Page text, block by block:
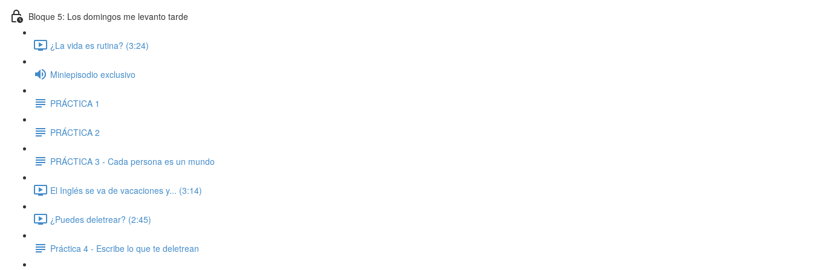
Bloque 5: Los domingos me levanto tarde
¿La vida es rutina? (3:24)
Miniepisodio exclusivo
PRÁCTICA 1
PRÁCTICA 2
PRÁCTICA 3 - Cada persona es un mundo
El Inglés se va de vacaciones y... (3:14)
¿Puedes deletrear? (2:45)
Práctica 4 - Escribe lo que te deletrean